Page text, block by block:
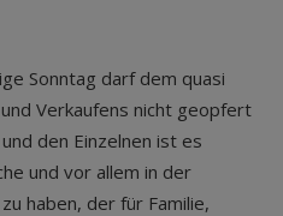
Sonntag darf dem quasi
Verkaufens nicht geopfert
den Einzelnen ist es
und vor allem in der
haben, der für Familie,